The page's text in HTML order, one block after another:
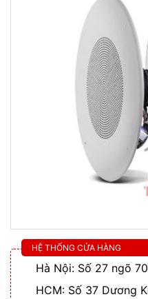
HỆ THỐNG CỬA HÀNG
Hà Nội: Số 27 ngõ
HCM: Số 37 Dương